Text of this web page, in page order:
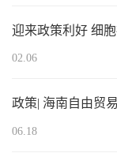
迎来政策利好 细
02.06
政策| 海南自由贸
06.18